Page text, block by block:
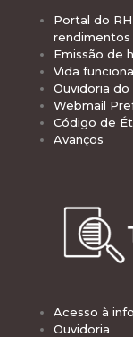
Portal do
rendimentos
Emissão de
Vida
Ouvidoria do
Webmail
Código de
Avanços
Acesso à
Ouvidoria